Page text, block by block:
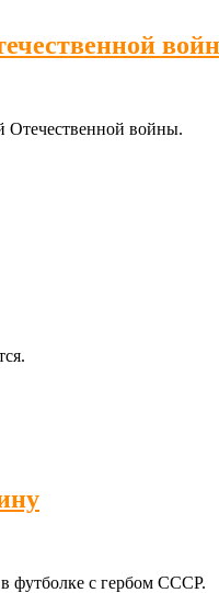
Отечественной войны.
футболке с гербом СССР.